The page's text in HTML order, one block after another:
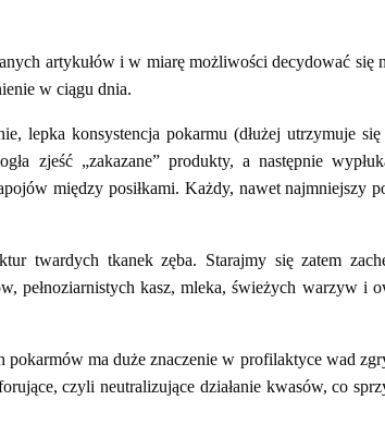
artykułów i w miarę możliwości decydować się
w ciągu dnia.
lepka konsystencja pokarmu (dłużej utrzymuje
zjeść „zakazane” produkty, a następnie
między posiłkami. Każdy, nawet najmniejszy
twardych tkanek zęba. Starajmy się zatem
pełnoziarnistych kasz, mleka, świeżych warzyw i
pokarmów ma duże znaczenie w profilaktyce wad
czyli neutralizujące działanie kwasów, co